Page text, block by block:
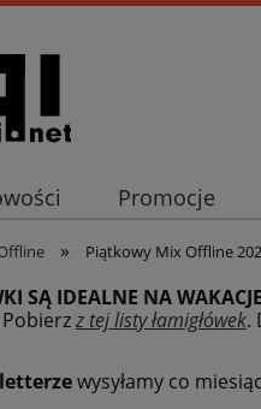
Promocje
» Piątkowy Mix Offline
SĄ IDEALNE NA WAKACJE
z tej listy łamigłówek.
wysyłamy co miesiąc